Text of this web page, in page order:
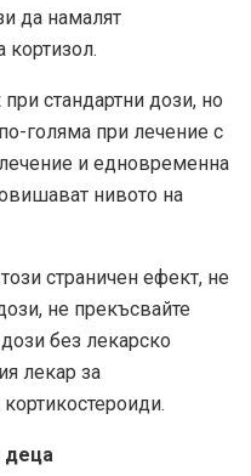
да намалят
кортизол.
стандартни дози, но
голяма при лечение с
и едновременна
нивото на
страничен ефект, не
не прекъсвайте
без лекарско
лекар за
деца